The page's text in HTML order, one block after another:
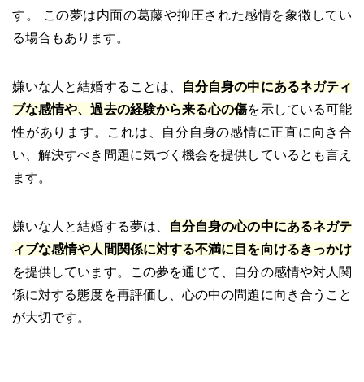
す。 この夢は内面の葛藤や抑圧された感情を象徴してい
る場合もあります。
嫌いな人と結婚することは、
自分自身の中にあるネガティ
ブな感情や、過去の経験から来る心の傷を示している可能
性があります。これは、自分自身の感情に正直に向き合
い、解決すべき問題に気づく機会を提供しているとも言え
ます。
嫌いな人と結婚する夢は、
自分自身の心の中にあるネガテ
ィブな感情や人間関係に対する不満に目を向けるきっかけ
を提供しています。この夢を通じて、自分の感情や対人関
係に対する態度を再評価し、心の中の問題に向き合うこと
が大切です。